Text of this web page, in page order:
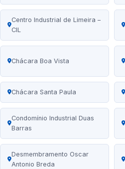
Centro Industrial de Limeira –
CIL
Chácara Boa Vista
Chácara Santa Paula
Condomínio Industrial Duas
Barras
Desmembramento Oscar
Antonio Breda